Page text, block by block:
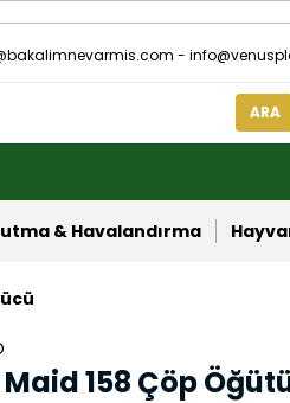
-
ARA
& Havalandırma
158 Çöp